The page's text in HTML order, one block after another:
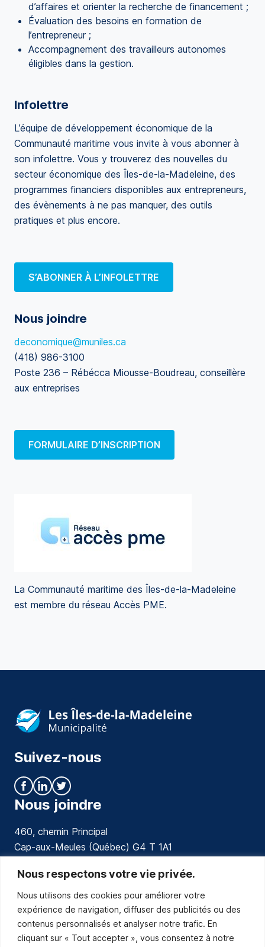
Nous respectons votre vie privée.
Nous utilisons des cookies pour améliorer votre
expérience de navigation, diffuser des publicités ou des
contenus personnalisés et analyser notre trafic. En
cliquant sur « Tout accepter », vous consentez à notre
d’affaires et orienter la recherche de financement ;
Évaluation des besoins en formation de
l’entrepreneur ;
Accompagnement des travailleurs autonomes
éligibles dans la gestion.
Infolettre
L’équipe de développement économique de la
Communauté maritime vous invite à vous abonner à
son infolettre. Vous y trouverez des nouvelles du
secteur économique des Îles-de-la-Madeleine, des
programmes financiers disponibles aux entrepreneurs,
des évènements à ne pas manquer, des outils
pratiques et plus encore.
S’ABONNER À L’INFOLETTRE
Nous joindre
deconomique@muniles.ca
(418) 986-3100
Poste 236 – Rébécca Miousse-Boudreau, conseillère
aux entreprises
FORMULAIRE D’INSCRIPTION
La Communauté maritime des Îles-de-la-Madeleine
est membre du réseau Accès PME.
Suivez-nous
Nous joindre
460, chemin Principal
Cap-aux-Meules (Québec) G4 T 1A1
communications@muniles.ca
418 986-3100
Composez le 1 en tout temps pour toutes urgences.
Abonnez-vous